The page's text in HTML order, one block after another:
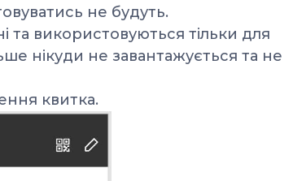
не будуть.
та використовуються тільки для
нікуди не завантажується та не
квитка.